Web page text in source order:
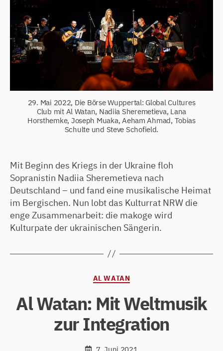
29. Mai 2022, Die Börse Wuppertal: Global Cultures
Club mit Al Watan, Nadiia Sheremetieva, Lana
Horsthemke, Joseph Muaka, Aeham Ahmad, Tobias
Schulte und Steve Schofield.
Mit Beginn des Kriegs in der Ukraine floh
Sopranistin Nadiia Sheremetieva nach
Deutschland – und fand eine musikalische Heimat
im Bergischen. Nun lobt das Kulturrat NRW die
enge Zusammenarbeit: die makoge wird
Kulturpate der ukrainischen Sängerin.
Kategorien
AL WATAN
Al Watan: Mit Weltmusik
zur Integration